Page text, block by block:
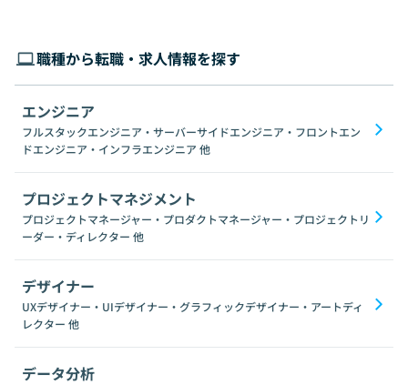
職種から転職・求人情報を探す
エンジニア
フルスタックエンジニア・サーバーサイドエンジニア・フロントエン
ドエンジニア・インフラエンジニア 他
プロジェクトマネジメント
プロジェクトマネージャー・プロダクトマネージャー・プロジェクトリ
ーダー・ディレクター 他
デザイナー
UXデザイナー・UIデザイナー・グラフィックデザイナー・アートディ
レクター 他
データ分析